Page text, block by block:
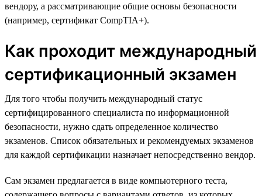
вендору, а рассматривающие общие основы безопасности
(например, сертификат CompTIA+).
Как проходит международный
сертификационный экзамен
Для того чтобы получить международный статус
сертифицированного специалиста по информационной
безопасности, нужно сдать определенное количество
экзаменов. Список обязательных и рекомендуемых экзаменов
для каждой сертификации назначает непосредственно вендор.
Сам экзамен предлагается в виде компьютерного теста,